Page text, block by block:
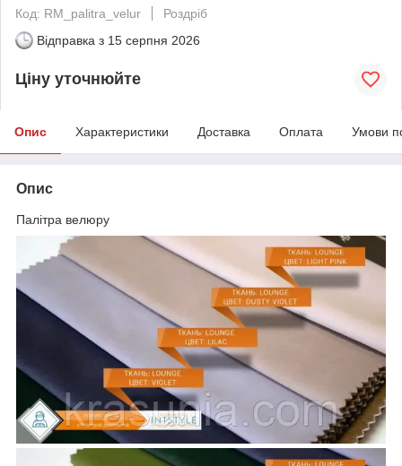
Код: RM_palitra_velur
Роздріб
Відправка з 15 серпня 2026
Ціну уточнюйте
Опис Характеристики Доставка Оплата Умови
Опис
Палітра велюру